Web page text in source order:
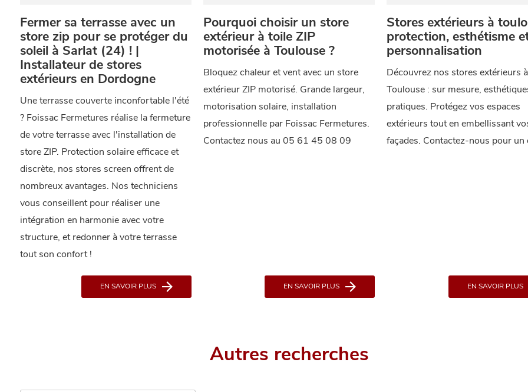
Fermer sa terrasse avec un
store zip pour se protéger du
soleil à Sarlat (24) ! |
Installateur de stores
extérieurs en Dordogne
Une terrasse couverte inconfortable l'été
? Foissac Fermetures réalise la fermeture
de votre terrasse avec l'installation de
store ZIP. Protection solaire efficace et
discrète, nos stores screen offrent de
nombreux avantages. Nos techniciens
vous conseillent pour réaliser une
intégration en harmonie avec votre
structure, et redonner à votre terrasse
tout son confort !
EN SAVOIR PLUS
Pourquoi choisir un store
extérieur à toile ZIP
motorisée à Toulouse ?
Bloquez chaleur et vent avec un store
extérieur ZIP motorisé. Grande largeur,
motorisation solaire, installation
professionnelle par Foissac Fermetures.
Contactez nous au 05 61 45 08 09
EN SAVOIR PLUS
Stores extérieurs à
protection, esthétisme
personnalisation
Découvrez nos stores extérieurs à
Toulouse : sur mesure,
pratiques. Protégez vos espaces
extérieurs tout en embellissant
façades. Contactez-nous pour un
EN SAVOIR PLUS
Autres recherches